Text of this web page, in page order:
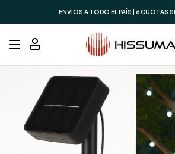
ENVIOS A TODO EL PAÍS | 6 CUOTAS